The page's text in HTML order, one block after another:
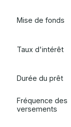
Mise de fonds
Taux d'intérêt
Durée du prêt
Fréquence des
versements